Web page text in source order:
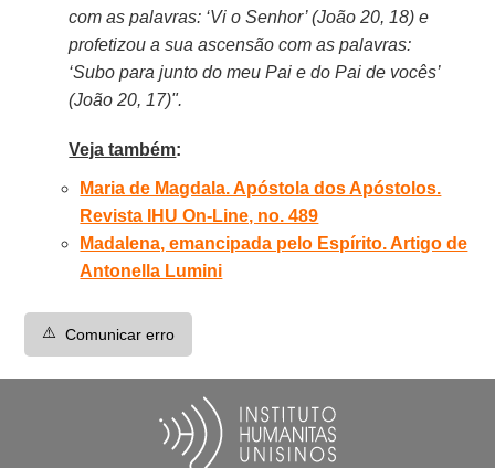
com as palavras: ‘Vi o Senhor’ (João 20, 18) e
profetizou a sua ascensão com as palavras:
‘Subo para junto do meu Pai e do Pai de vocês’
(João 20, 17)".
Veja também:
Maria de Magdala. Apóstola dos Apóstolos.
Revista IHU On-Line, no. 489
Madalena, emancipada pelo Espírito. Artigo de
Antonella Lumini
⚠️ Comunicar erro